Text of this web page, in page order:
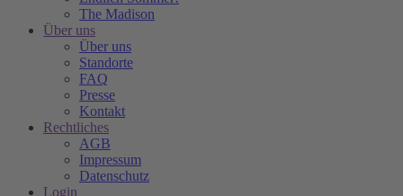
The Madison
Über uns
Über uns
Standorte
FAQ
Presse
Kontakt
Rechtliches
AGB
Impressum
Datenschutz
Login